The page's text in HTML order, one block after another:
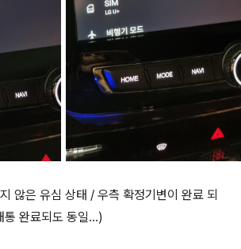
않은 유심 상태 / 우측 확정기변이 완료 되
완료되도 동일...)